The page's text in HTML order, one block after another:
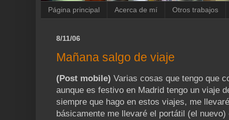
Página principal Acerca de mí Otros trabajos
8/11/06
Mañana salgo de viaje
(Post mobile) Varias cosas que tengo que
aunque es festivo en Madrid tengo un viaje
siempre que hago en estos viajes, me
básicamente me llevaré el portátil (el